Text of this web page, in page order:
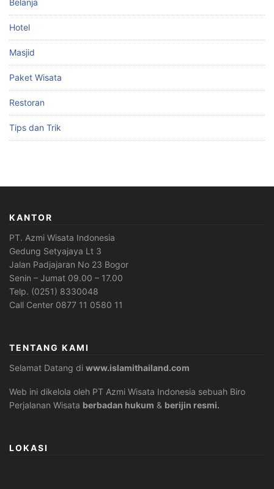
Belanja
Hotel
Masjid
Paket Wisata
Restoran
Tips dan Trik
KANTOR
PT. Azmi Wisata Indonesia
Gedung Setyajaya Lt 3
Jalan Padjajaran No 23 Bogor
Senin – Jumat 09.00 – 17.00
Telp. (0251) 8330048
Call Center 0877 11 0580 11
TENTANG KAMI
Selamat Datang di www.islamithailand.com
Web ini dikelola oleh PT Azmi Wisata Indonesia sebuah Biro
Perjalanan Wisata berbadan hukum & berijin resmi.
LOKASI